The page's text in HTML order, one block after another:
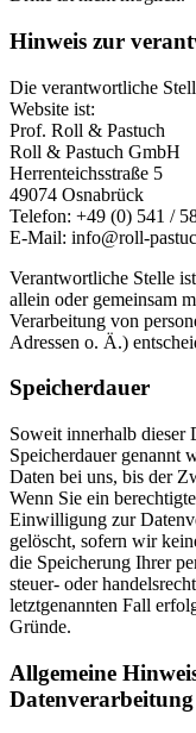
Hinweis zur
Die verantwortliche
Website ist:
Prof. Roll & Pastuch
Roll & Pastuch GmbH
Herrenteichsstraße 5
49074 Osnabrück
Telefon: +49 (0) 541 /
E-Mail: info@roll-
Verantwortliche Stelle
allein oder gemeinsam
Verarbeitung von
Adressen o. Ä.)
Speicherdauer
Soweit innerhalb dieser
Speicherdauer genannt
Daten bei uns, bis der
Wenn Sie ein
Einwilligung zur
gelöscht, sofern wir
die Speicherung Ihrer
steuer- oder
letztgenannten Fall
Gründe.
Allgemeine